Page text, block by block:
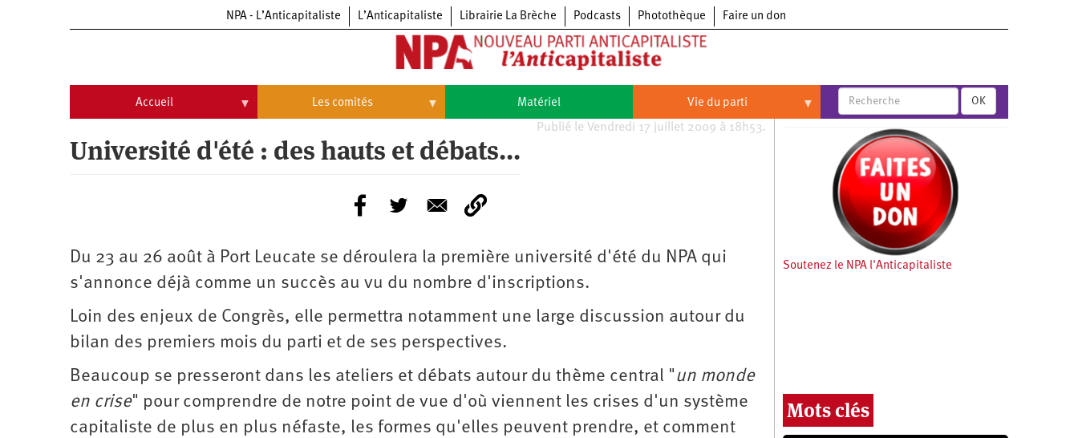
NPA - L’Anticapitaliste L’Anticapitaliste Librairie La Brèche Podcasts Photothèque Faire un don
Accueil
d’été
d’été
Université
d’été
Université
d’été
2012
Université
d’été
2013
Les comités
comités
Matériel Vie du parti
Vie
congrès
congrès
2e
congrès
1er
congrès
parti
politique
national
OK
Publié le Vendredi 17 juillet 2009 à 18h53.
Université d'été : des hauts et débats...
Du 23 au 26 août à Port Leucate se déroulera la première université d'été du NPA qui
s'annonce déjà comme un succès au vu du nombre d'inscriptions.
Loin des enjeux de Congrès, elle permettra notamment une large discussion autour du
bilan des premiers mois du parti et de ses perspectives.
Beaucoup se presseront dans les ateliers et débats autour du thème central "un monde
en crise" pour comprendre de notre point de vue d'où viennent les crises d'un système
capitaliste de plus en plus néfaste, les formes qu'elles peuvent prendre, et comment
Soutenez le NPA l'Anticapitaliste
Mots clés